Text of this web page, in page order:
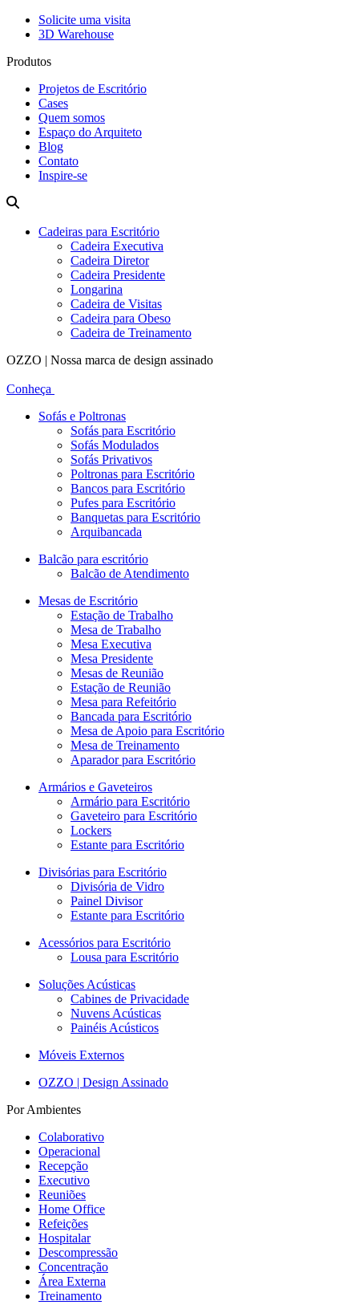
Solicite uma visita
3D Warehouse
Produtos
Projetos de Escritório
Cases
Quem somos
Espaço do Arquiteto
Blog
Contato
Inspire-se
Cadeiras para Escritório
Cadeira Executiva
Cadeira Diretor
Cadeira Presidente
Longarina
Cadeira de Visitas
Cadeira para Obeso
Cadeira de Treinamento
OZZO | Nossa marca de design assinado
Conheça
Sofás e Poltronas
Sofás para Escritório
Sofás Modulados
Sofás Privativos
Poltronas para Escritório
Bancos para Escritório
Pufes para Escritório
Banquetas para Escritório
Arquibancada
Balcão para escritório
Balcão de Atendimento
Mesas de Escritório
Estação de Trabalho
Mesa de Trabalho
Mesa Executiva
Mesa Presidente
Mesas de Reunião
Estação de Reunião
Mesa para Refeitório
Bancada para Escritório
Mesa de Apoio para Escritório
Mesa de Treinamento
Aparador para Escritório
Armários e Gaveteiros
Armário para Escritório
Gaveteiro para Escritório
Lockers
Estante para Escritório
Divisórias para Escritório
Divisória de Vidro
Painel Divisor
Estante para Escritório
Acessórios para Escritório
Lousa para Escritório
Soluções Acústicas
Cabines de Privacidade
Nuvens Acústicas
Painéis Acústicos
Móveis Externos
OZZO | Design Assinado
Por Ambientes
Colaborativo
Operacional
Recepção
Executivo
Reuniões
Home Office
Refeições
Hospitalar
Descompressão
Concentração
Área Externa
Treinamento